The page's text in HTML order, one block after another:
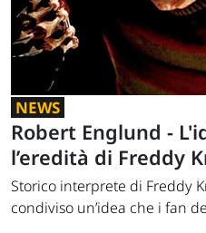
NEWS
Robert Englund -
l’eredità di Freddy
Storico interprete di Freddy
condiviso un’idea che i fan